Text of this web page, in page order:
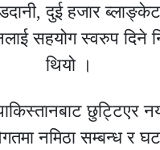
दुई हजार
सहयोग स्वरुप दिने
थियो ।
छुट्टिएर
नमिठा सम्बन्ध र